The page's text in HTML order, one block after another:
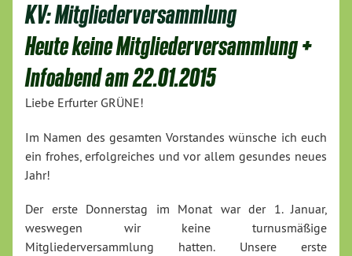
KV: Mitgliederversammlung
Heute keine Mitgliederversammlung +
Infoabend am 22.01.2015
Liebe Erfurter GRÜNE!
Im Namen des gesamten Vorstandes wünsche ich euch
ein frohes, erfolgreiches und vor allem gesundes neues
Jahr!
Der erste Donnerstag im Monat war der 1. Januar,
weswegen wir keine turnusmäßige
Mitgliederversammlung hatten. Unsere erste